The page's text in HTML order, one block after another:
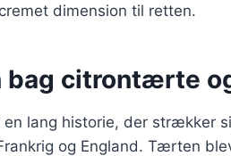
dimension til retten.
bag citrontærte
lang historie, der strækker
og England. Tærten